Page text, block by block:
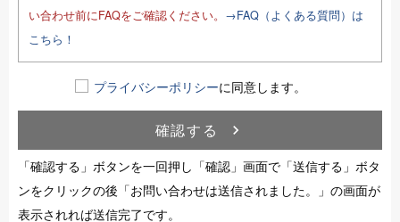
い合わせ前にFAQをご確認ください。 →FAQ（よくある質問）は
こちら！
プライバシーポリシーに同意します。
確認する
navigate_next
「確認する」ボタンを一回押し「確認」画面で「送信する」ボタ
ンをクリックの後「お問い合わせは送信されました。」の画面が
表示されれば送信完了です。